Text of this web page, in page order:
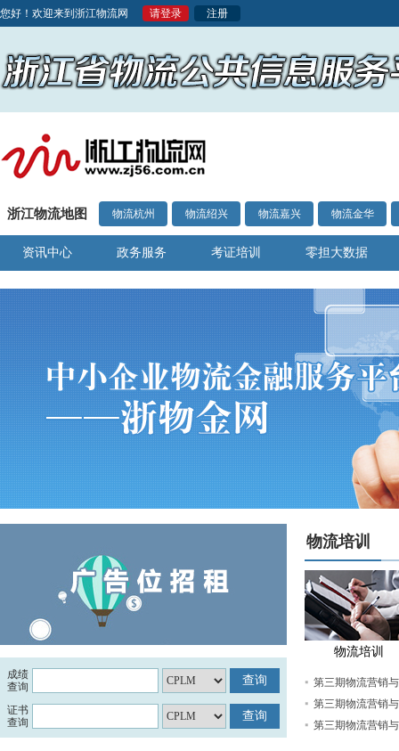
您好！欢迎来到浙江物流网 请登录 注册
浙江物流地图 物流杭州 物流绍兴 物流嘉兴 物流金华
资讯中心 政务服务 考证培训 零担大数据
成绩
查询
证书
查询
物流培训
物流培训
第三期物流营销
第三期物流营销
第三期物流营销